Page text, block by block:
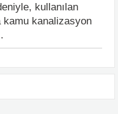
kullanılan
kamu kanalizasyon